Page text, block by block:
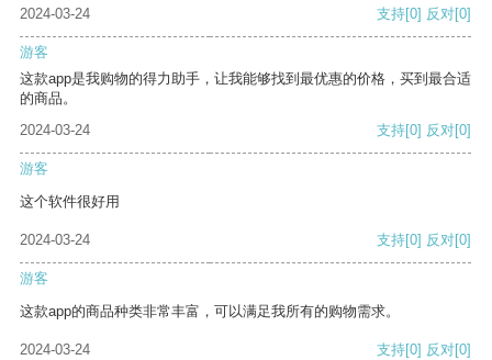
2024-03-24 支持[0] 反对[0]
游客
这款app是我购物的得力助手，让我能够找到最优惠的价格，买到最合适
的商品。
2024-03-24
支持[0] 反对[0]
游客
这个软件很好用
2024-03-24 支持[0] 反对[0]
游客
这款app的商品种类非常丰富，可以满足我所有的购物需求。
2024-03-24 支持[0] 反对[0]